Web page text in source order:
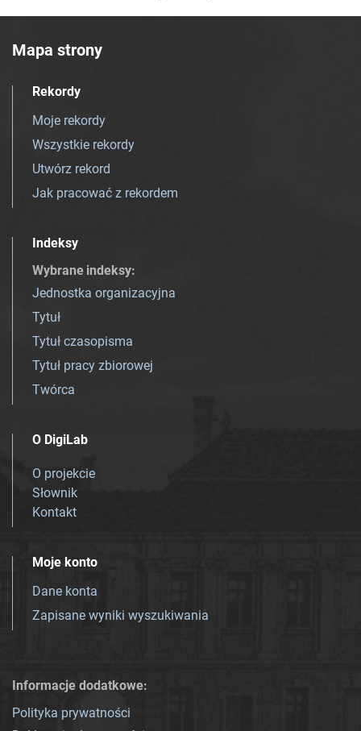
Mapa strony
Rekordy
Moje rekordy
Wszystkie rekordy
Utwórz rekord
Jak pracować z rekordem
Indeksy
Wybrane indeksy:
Jednostka organizacyjna
Tytuł
Tytuł czasopisma
Tytuł pracy zbiorowej
Twórca
O DigiLab
O projekcie
Słownik
Kontakt
Moje konto
Dane konta
Zapisane wyniki wyszukiwania
Informacje dodatkowe:
Polityka prywatności